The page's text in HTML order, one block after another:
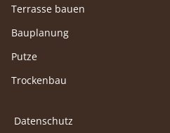
Terrasse bauen
Bauplanung
Putze
Trockenbau
Datenschutz